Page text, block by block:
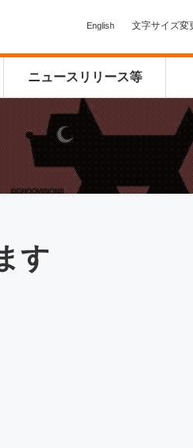
文字サイズ変
English
ニュースリリース等
す